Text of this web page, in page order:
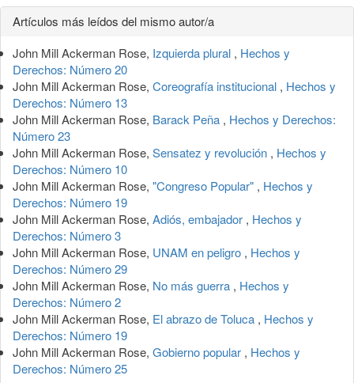
Detalles
del
artículo
Artículos más leídos del mismo autor/a
John Mill Ackerman Rose, Izquierda plural , Hechos y
Derechos: Número 20
John Mill Ackerman Rose, Coreografía institucional , Hechos y
Derechos: Número 13
John Mill Ackerman Rose, Barack Peña , Hechos y Derechos:
Número 23
John Mill Ackerman Rose, Sensatez y revolución , Hechos y
Derechos: Número 10
John Mill Ackerman Rose, "Congreso Popular" , Hechos y
Derechos: Número 19
John Mill Ackerman Rose, Adiós, embajador , Hechos y
Derechos: Número 3
John Mill Ackerman Rose, UNAM en peligro , Hechos y
Derechos: Número 29
John Mill Ackerman Rose, No más guerra , Hechos y
Derechos: Número 2
John Mill Ackerman Rose, El abrazo de Toluca , Hechos y
Derechos: Número 19
John Mill Ackerman Rose, Gobierno popular , Hechos y
Derechos: Número 25